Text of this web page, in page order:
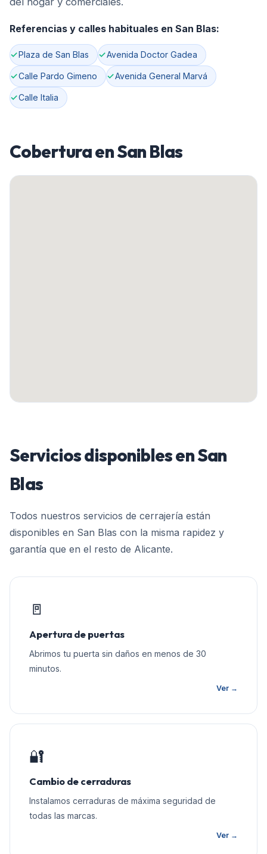
Referencias y calles habituales en San Blas:
Plaza de San Blas Avenida Doctor Gadea
Calle Pardo Gimeno Avenida General Marvá
Calle Italia
Cobertura enSan Blas
Servicios disponibles enSan
Blas
Todos nuestros servicios de cerrajería están
disponibles en San Blas con la misma rapidez y
garantía que en el resto de Alicante.
🚪
Apertura de puertas
Abrimos tu puerta sin daños en menos de 30
minutos.
Ver →
🔐
Cambio de cerraduras
Instalamos cerraduras de máxima seguridad de
todas las marcas.
Ver →